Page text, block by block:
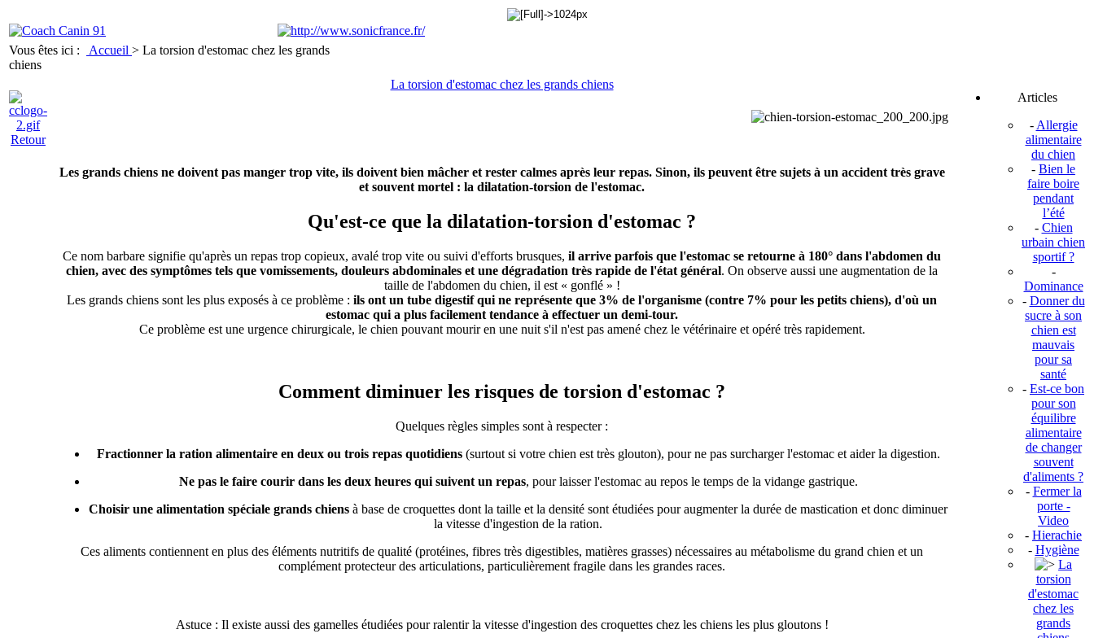
Vous êtes ici : Accueil > La torsion d'estomac chez les grands
chiens
Retour
La torsion d'estomac chez les grands chiens
Les grands chiens ne doivent pas manger trop vite, ils doivent bien mâcher et rester calmes après leur repas. Sinon, ils peuvent être sujets à un accident très grave
et souvent mortel : la dilatation-torsion de l'estomac.
Qu'est-ce que la dilatation-torsion d'estomac ?
Ce nom barbare signifie qu'après un repas trop copieux, avalé trop vite ou suivi d'efforts brusques, il arrive parfois que l'estomac se retourne à 180° dans l'abdomen du
chien, avec des symptômes tels que vomissements, douleurs abdominales et une dégradation très rapide de l'état général. On observe aussi une augmentation de la
taille de l'abdomen du chien, il est « gonflé » !
Les grands chiens sont les plus exposés à ce problème : ils ont un tube digestif qui ne représente que 3% de l'organisme (contre 7% pour les petits chiens), d'où un
estomac qui a plus facilement tendance à effectuer un demi-tour.
Ce problème est une urgence chirurgicale, le chien pouvant mourir en une nuit s'il n'est pas amené chez le vétérinaire et opéré très rapidement.
Comment diminuer les risques de torsion d'estomac ?
Quelques règles simples sont à respecter :
Fractionner la ration alimentaire en deux ou trois repas quotidiens(surtout si votre chien est très glouton), pour ne pas surcharger l'estomac et aider la digestion.
Ne pas le faire courir dans les deux heures qui suivent un repas, pour laisser l'estomac au repos le temps de la vidange gastrique.
Choisir une alimentation spéciale grands chiens à base de croquettes dont la taille et la densité sont étudiées pour augmenter la durée de mastication et donc diminuer
la vitesse d'ingestion de la ration.
Ces aliments contiennent en plus des éléments nutritifs de qualité (protéines, fibres très digestibles, matières grasses) nécessaires au métabolisme du grand chien et un
complément protecteur des articulations, particulièrement fragile dans les grandes races.
Astuce : Il existe aussi des gamelles étudiées pour ralentir la vitesse d'ingestion des croquettes chez les chiens les plus gloutons !
Articles
- Allergie
alimentaire
du chien
- Bien le
faire boire
pendant
l’été
- Chien
urbain chien
sportif ?
-
Dominance
- Donner du
sucre à son
chien est
mauvais
pour sa
santé
- Est-ce bon
pour son
équilibre
alimentaire
de changer
souvent
d'aliments ?
- Fermer la
porte -
Video
- Hierachie
- Hygiène
La
torsion
d'estomac
chez les
grands